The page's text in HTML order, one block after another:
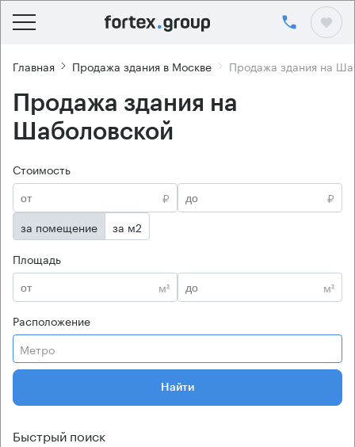
Главная Продажа здания в Москве Продажа здания на
Продажа здания на
Шаболовской
Стоимость
₽
₽
за помещение
за м2
Площадь
м²
м²
Расположение
Метро
Найти
Быстрый поиск